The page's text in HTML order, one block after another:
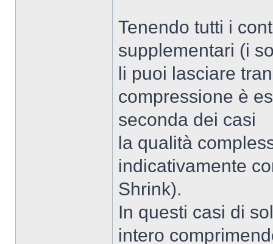
Tenendo tutti i
supplementari (i
li puoi lasciare
compressione è
seconda dei casi
la qualità
indicativamente
Shrink).
In questi casi di
intero